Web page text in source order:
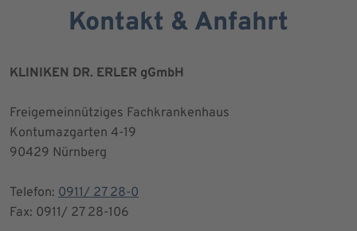
Kontakt & Anfahrt
KLINIKEN DR. ERLER gGmbH
Freigemeinnütziges Fachkrankenhaus
Kontumazgarten 4-19
90429 Nürnberg
Telefon: 0911/ 27 28-0
Fax: 0911/ 27 28-106